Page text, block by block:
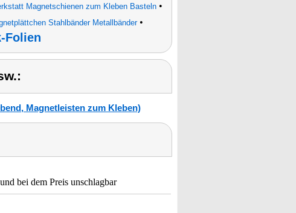
Magnetschienen zum Kleben Basteln •
Stahlbänder Metallbänder•
Folien
Magnetleisten zum Kleben)
bei dem Preis unschlagbar